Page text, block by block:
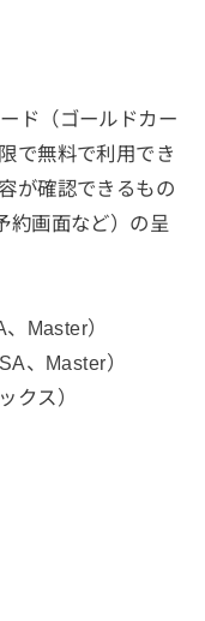
ド（ゴールドカー
で無料で利用でき
が確認できるもの
約画面など）の呈
Master）
、Master）
クス）